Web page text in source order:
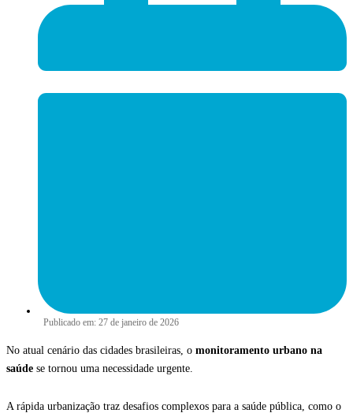
Publicado em: 27 de janeiro de 2026
No atual cenário das cidades brasileiras, o monitoramento urbano na
saúde se tornou uma necessidade urgente.
A rápida urbanização traz desafios complexos para a saúde pública, como o